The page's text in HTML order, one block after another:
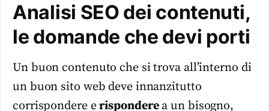
Analisi SEO dei contenuti,
le domande che devi porti
Un buon contenuto che si trova all’interno di
un buon sito web deve innanzitutto
corrispondere erisponderea un bisogno,